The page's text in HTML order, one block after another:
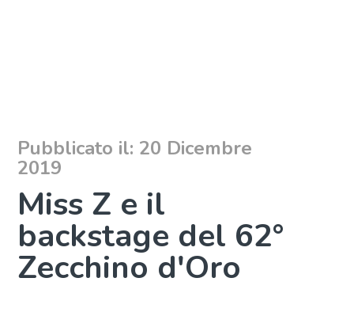
Pubblicato il: 20 Dicembre
2019
Miss Z e il
backstage del 62°
Zecchino d'Oro